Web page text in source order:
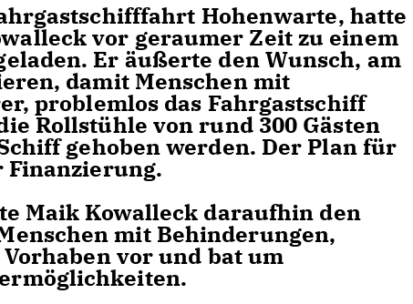
Hohenwarte, hatte
vor geraumer Zeit zu einem
Er äußerte den Wunsch, am
damit Menschen mit
problemlos das Fahrgastschiff
Rollstühle von rund 300 Gästen
gehoben werden. Der Plan für
Finanzierung.
Maik Kowalleck daraufhin den
mit Behinderungen,
vor und bat um